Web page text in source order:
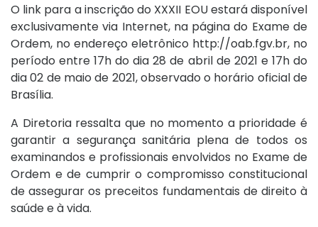
O link para a inscrição do XXXII EOU estará disponível
exclusivamente via Internet, na página do Exame de
Ordem, no endereço eletrônico http://oab.fgv.br, no
período entre 17h do dia 28 de abril de 2021 e 17h do
dia 02 de maio de 2021, observado o horário oficial de
Brasília.
A Diretoria ressalta que no momento a prioridade é
garantir a segurança sanitária plena de todos os
examinandos e profissionais envolvidos no Exame de
Ordem e de cumprir o compromisso constitucional
de assegurar os preceitos fundamentais de direito à
saúde e à vida.